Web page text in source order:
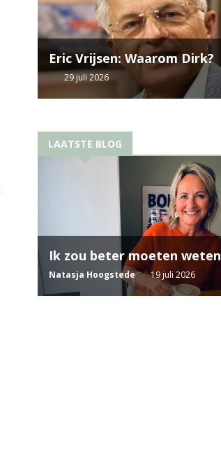
Eric Vrijsen: Waarom Dirk?
29 juli 2026
LAATSTE BLOG
Ik zou beter moeten weten
Natasja Hoogstede 19 juli 2026